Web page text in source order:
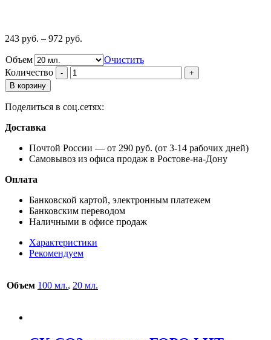
243 руб. – 972 руб.
Объем
Очистить
Количество
В корзину
Поделиться в соц.сетях:
Доставка
Почтой России — от 290 руб. (от 3-14 рабочих дней)
Самовывоз из офиса продаж в Ростове-на-Дону
Оплата
Банковской картой, электронным платежем
Банковским переводом
Наличными в офисе продаж
Характеристики
Рекомендуем
Объем 100 мл., 20 мл.